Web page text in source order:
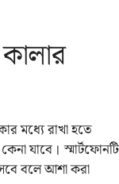
মধ্যে রাখা হতে
যাবে। স্মার্টফোনটি
বলে আশা করা